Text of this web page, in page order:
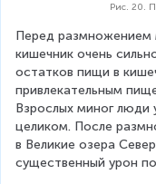
Рис. 20.
Перед размножением
кишечник очень
остатков пищи в
привлекательным
Взрослых миног люди
целиком. После
в Великие озера
существенный урон